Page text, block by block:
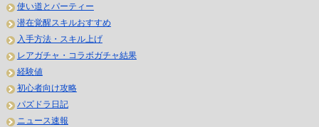
使い道とパーティー
潜在覚醒スキルおすすめ
入手方法・スキル上げ
レアガチャ・コラボガチャ結果
経験値
初心者向け攻略
パズドラ日記
ニュース速報